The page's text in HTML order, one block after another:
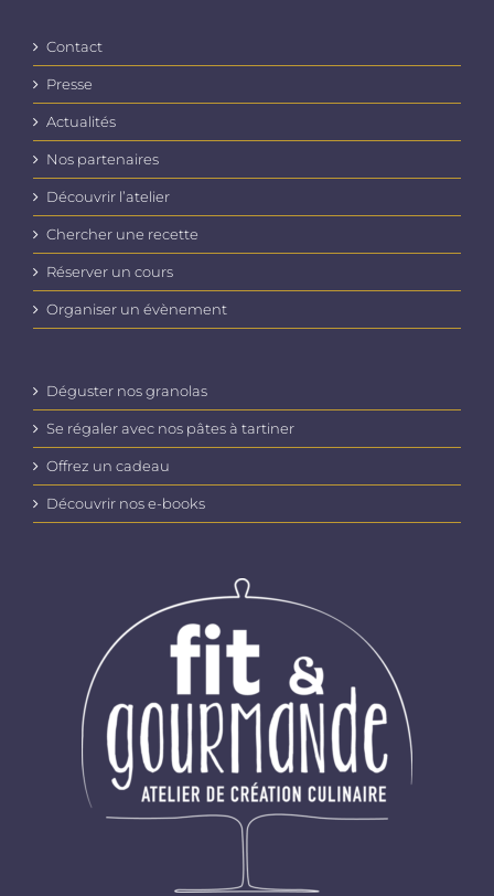
Contact
Presse
Actualités
Nos partenaires
Découvrir l’atelier
Chercher une recette
Réserver un cours
Organiser un évènement
Déguster nos granolas
Se régaler avec nos pâtes à tartiner
Offrez un cadeau
Découvrir nos e-books